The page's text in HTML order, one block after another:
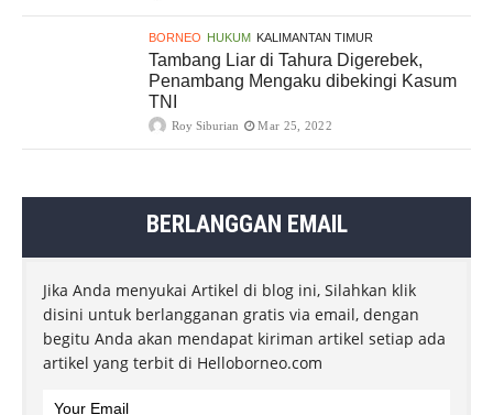
BORNEO HUKUM KALIMANTAN TIMUR
Tambang Liar di Tahura Digerebek,
Penambang Mengaku dibekingi Kasum
TNI
Roy Siburian Mar 25, 2022
BERLANGGAN EMAIL
Jika Anda menyukai Artikel di blog ini, Silahkan klik
disini untuk berlangganan gratis via email, dengan
begitu Anda akan mendapat kiriman artikel setiap ada
artikel yang terbit di Helloborneo.com